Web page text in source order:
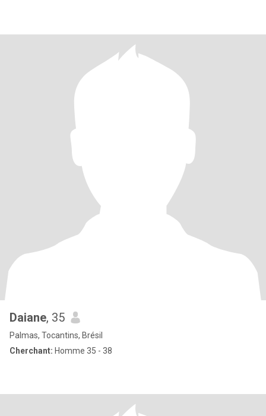
Daiane, 35
Palmas, Tocantins, Brésil
Cherchant: Homme 35 - 38